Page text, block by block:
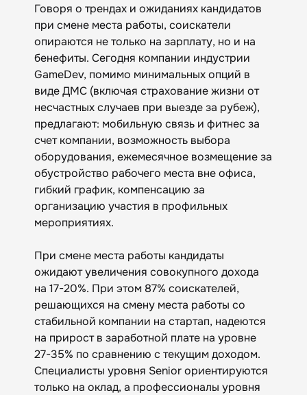
Говоря о трендах и ожиданиях кандидатов
при смене места работы, соискатели
опираются не только на зарплату, но и на
бенефиты. Сегодня компании индустрии
GameDev, помимо минимальных опций в
виде ДМС (включая страхование жизни от
несчастных случаев при выезде за рубеж),
предлагают: мобильную связь и фитнес за
счет компании, возможность выбора
оборудования, ежемесячное возмещение за
обустройство рабочего места вне офиса,
гибкий график, компенсацию за
организацию участия в профильных
мероприятиях.
При смене места работы кандидаты
ожидают увеличения совокупного дохода
на 17-20%. При этом 87% соискателей,
решающихся на смену места работы со
стабильной компании на стартап, надеются
на прирост в заработной плате на уровне
27-35% по сравнению с текущим доходом.
Специалисты уровня Senior ориентируются
только на оклад, а профессионалы уровня